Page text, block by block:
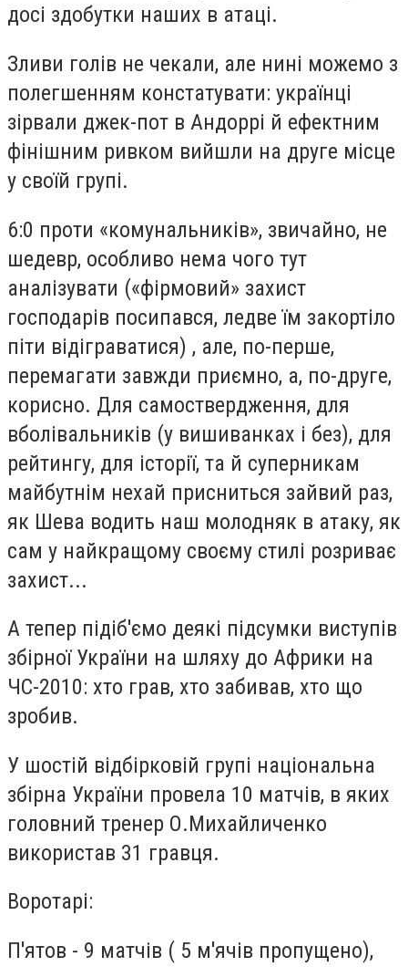
досі здобутки наших в атаці.
Зливи голів не чекали, але нині можемо з
полегшенням констатувати: українці
зірвали джек-пот в Андоррі й ефектним
фінішним ривком вийшли на друге місце
у своїй групі.
6:0 проти «комунальників», звичайно, не
шедевр, особливо нема чого тут
аналізувати («фірмовий» захист
господарів посипався, ледве їм закортіло
піти відіграватися) , але, по-перше,
перемагати завжди приємно, а, по-друге,
корисно. Для самоствердження, для
вболівальників (у вишиванках і без), для
рейтингу, для історії, та й суперникам
майбутнім нехай присниться зайвий раз,
як Шева водить наш молодняк в атаку, як
сам у найкращому своєму стилі розриває
захист...
А тепер підіб'ємо деякі підсумки виступів
збірної України на шляху до Африки на
ЧС-2010: хто грав, хто забивав, хто що
зробив.
У шостій відбірковій групі національна
збірна України провела 10 матчів, в яких
головний тренер О.Михайличенко
використав 31 гравця.
Воротарі:
П'ятов - 9 матчів ( 5 м'ячів пропущено),